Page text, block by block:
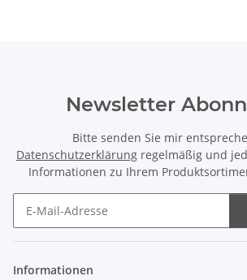
Newsletter
Bitte senden Sie mir
Datenschutzerklärung regelmäßig und
Informationen zu Ihrem
Informationen